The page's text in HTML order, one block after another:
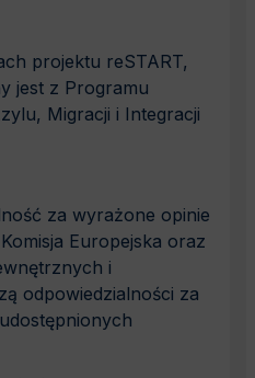
projektu reSTART,
jest z Programu
Migracji i Integracji
za wyrażone opinie
Europejska oraz
i
odpowiedzialności za